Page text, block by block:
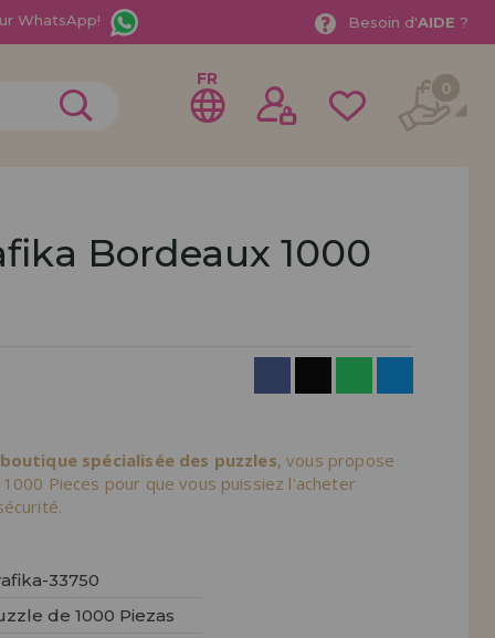
WhatsApp! Besoin d'AIDE ?
en tant que
FR 0
Bordeaux 1000
spécialisée des puzzles, vous propose
Pieces pour que vous puissiez l'acheter
33750
de 1000 Piezas